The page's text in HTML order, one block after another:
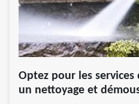
Optez pour les services
un nettoyage et